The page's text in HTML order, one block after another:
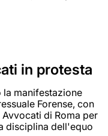
in protesta
la manifestazione
Forense, con
di Roma per
disciplina dell'equo